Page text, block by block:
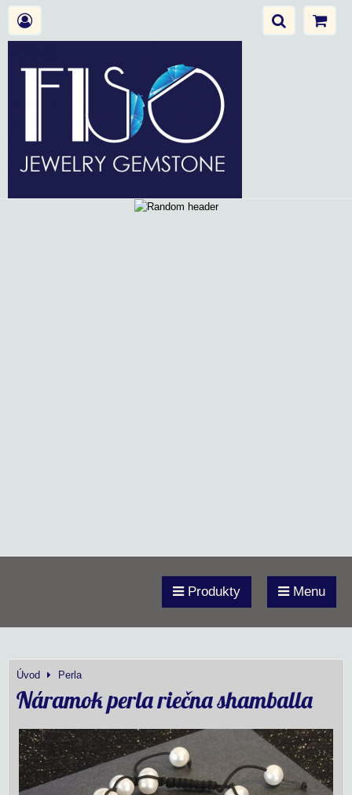
Produkty Menu
Úvod Perla
Náramok perla riečna shamballa